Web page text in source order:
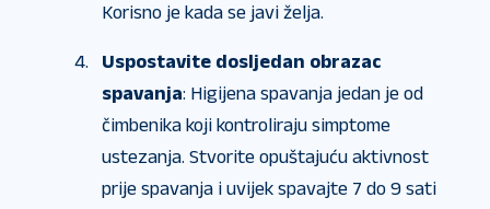
Korisno je kada se javi želja.
Uspostavite dosljedan obrazac
spavanja: Higijena spavanja jedan je od
čimbenika koji kontroliraju simptome
ustezanja. Stvorite opuštajuću aktivnost
prije spavanja i uvijek spavajte 7 do 9 sati